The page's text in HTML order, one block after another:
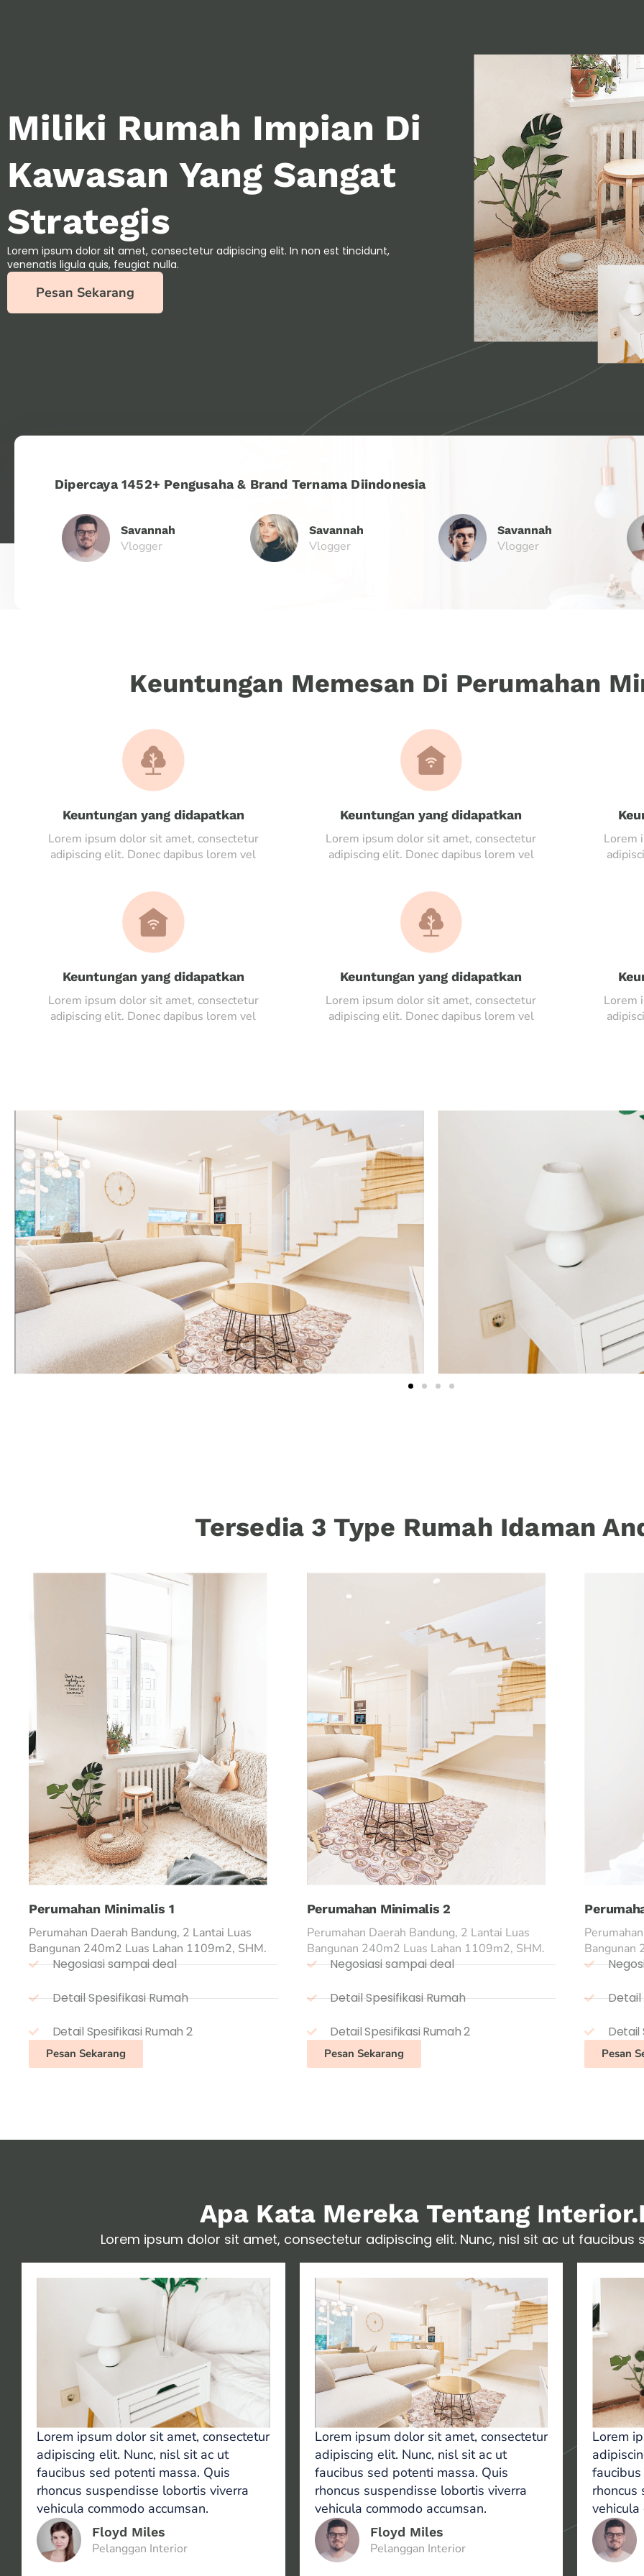
Miliki Rumah Impian Di
Kawasan Yang Sangat
Strategis
Lorem ipsum dolor sit amet, consectetur adipiscing elit. In non est tincidunt,
venenatis ligula quis, feugiat nulla.
Pesan Sekarang
Dipercaya 1452+ Pengusaha & Brand Ternama Diindonesia
Savannah
Vlogger
Savannah
Vlogger
Savannah
Vlogger
Keuntungan Memesan Di Perumahan
Keuntungan yang didapatkan
Lorem ipsum dolor sit amet, consectetur
adipiscing elit. Donec dapibus lorem vel
Keuntungan yang didapatkan
Lorem ipsum dolor sit amet, consectetur
adipiscing elit. Donec dapibus lorem vel
Keuntungan yang didapatkan
Lorem ipsum dolor sit amet, consectetur
adipiscing elit. Donec dapibus lorem vel
Keuntungan yang didapatkan
Lorem ipsum dolor sit amet, consectetur
adipiscing elit. Donec dapibus lorem vel
Lorem
Lorem
Tersedia 3 Type Rumah Idaman
Perumahan Minimalis 1
Perumahan Daerah Bandung, 2 Lantai Luas
Bangunan 240m2 Luas Lahan 1109m2, SHM.
Negosiasi sampai deal
Detail Spesifikasi Rumah
Detail Spesifikasi Rumah 2
Pesan Sekarang
Perumahan Minimalis 2
Perumahan Daerah Bandung, 2 Lantai Luas
Bangunan 240m2 Luas Lahan 1109m2, SHM.
Negosiasi sampai deal
Detail Spesifikasi Rumah
Detail Spesifikasi Rumah 2
Pesan Sekarang
Bangunan
Detail
Detail
Pesan
Apa Kata Mereka Tentang
Lorem ipsum dolor sit amet, consectetur adipiscing elit. Nunc, nisl sit ac ut faucibus
Lorem ipsum dolor sit amet, consectetur
adipiscing elit. Nunc, nisl sit ac ut
faucibus sed potenti massa. Quis
rhoncus suspendisse lobortis viverra
vehicula commodo accumsan.
Floyd Miles
Pelanggan Interior
Lorem ipsum dolor sit amet, consectetur
adipiscing elit. Nunc, nisl sit ac ut
faucibus sed potenti massa. Quis
rhoncus suspendisse lobortis viverra
vehicula commodo accumsan.
Floyd Miles
Pelanggan Interior
Lorem
rhoncus
vehicula